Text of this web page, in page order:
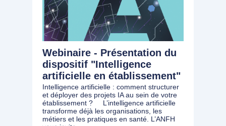
Webinaire - Présentation du
dispositif "Intelligence
artificielle en établissement"
Intelligence artificielle : comment structurer
et déployer des projets IA au sein de votre
établissement ? L’intelligence artificielle
transforme déjà les organisations, les
métiers et les pratiques en santé. L’ANFH